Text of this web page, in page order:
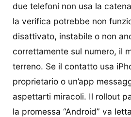
due telefoni non usa la
la verifica potrebbe non
disattivato, instabile o non
correttamente sul numero, il
terreno. Se il contatto usa
proprietario o un’app
aspettarti miracoli. Il rollout
la promessa “Android” va